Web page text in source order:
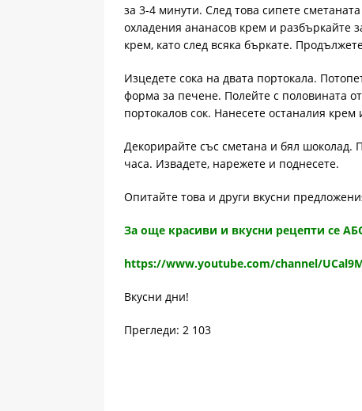
за 3-4 минути. След това сипете
охладения ананасов крем и разбъркайте
крем, като след всяка бъркате.
Изцедете сока на двата портокала.
форма за печене. Полейте с половината
портокалов сок. Нанесете останалия крем
Декорирайте със сметана и бял шоколад.
часа. Извадете, нарежете и поднесете.
Опитайте това и други вкусни
За още красиви и вкусни рецепти се
https://www.youtube.com/channel/
Вкусни дни!
Прегледи: 2 103